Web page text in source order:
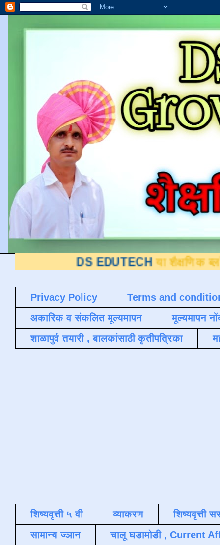
DS EDUTECH या शैक्षणिक ब्लॉगवर आपले
Privacy Policy
Terms and
अकारिक व संकलित मूल्यमापन
मूल्यमापन
शाळापुर्व तयारी , बालकांसाठी कृतीपत्रिका
शिष्यवृत्ती ५ वी व्याकरण
शिष्यवृत्ती
सामान्य ज्ञान
चालू घडामोडी , Current